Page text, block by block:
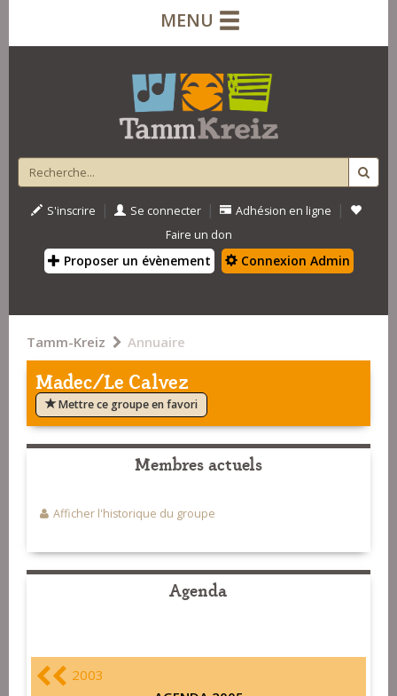
MENU
S'inscrire | Se connecter | Adhésion en ligne |
Faire un don
Proposer un évènement Connexion Admin
Tamm-Kreiz Annuaire
Madec/Le Calvez
Mettre ce groupe en favori
Membres actuels
Afficher l'historique du groupe
Agenda
2003